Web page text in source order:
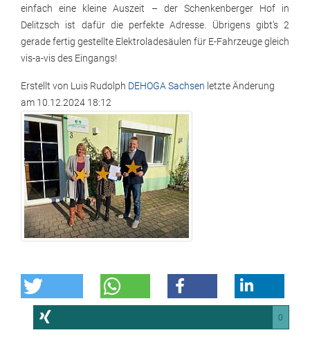
einfach eine kleine Auszeit – der Schenkenberger Hof in
Delitzsch ist dafür die perfekte Adresse. Übrigens gibt’s 2
gerade fertig gestellte Elektroladesäulen für E-Fahrzeuge gleich
vis-a-vis des Eingangs!
Erstellt von Luis Rudolph DEHOGA Sachsen letzte Änderung
am 10.12.2024 18:12
0